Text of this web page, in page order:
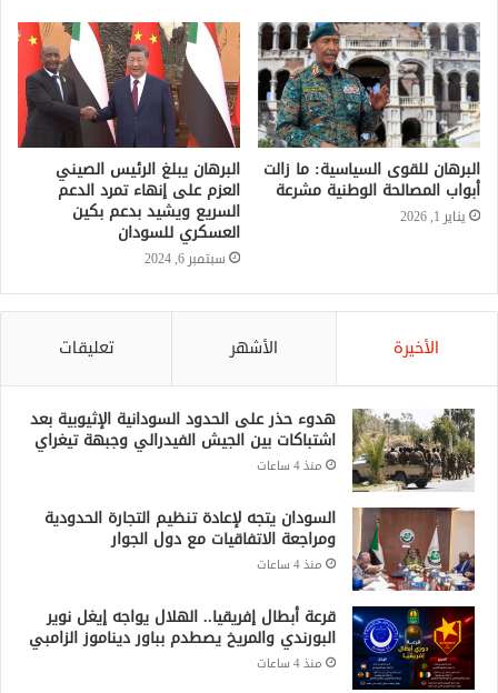
البرهان للقوى السياسية: ما زالت
أبواب المصالحة الوطنية مشرعة
يناير 1, 2026
البرهان يبلغ الرئيس الصيني
العزم على إنهاء تمرد الدعم
السريع ويشيد بدعم بكين
العسكري للسودان
سبتمبر 6, 2024
الأخيرة الأشهر تعليقات
هدوء حذر على الحدود السودانية الإثيوبية بعد
اشتباكات بين الجيش الفيدرالي وجبهة تيغراي
منذ 4 ساعات
السودان يتجه لإعادة تنظيم التجارة الحدودية
ومراجعة الاتفاقيات مع دول الجوار
منذ 4 ساعات
قرعة أبطال إفريقيا.. الهلال يواجه إيغل نوير
البورندي والمريخ يصطدم بباور ديناموز الزامبي
منذ 4 ساعات